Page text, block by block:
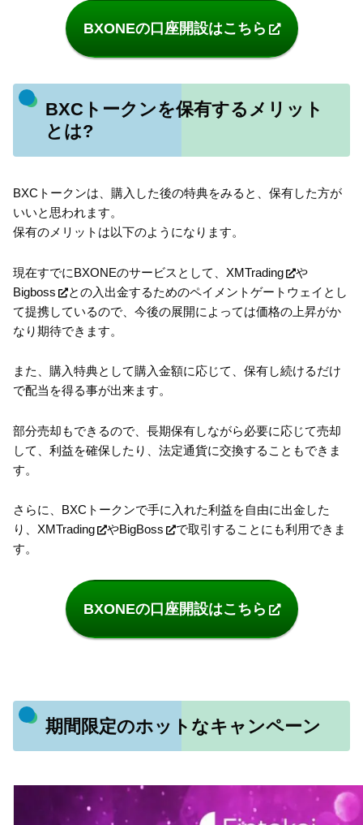
BXONEの口座開設はこちら
BXCトークンを保有するメリット
とは?
BXCトークンは、購入した後の特典をみると、保有した方が
いいと思われます。
保有のメリットは以下のようになります。
現在すでにBXONEのサービスとして、 XMTrading
や
Bigboss
との入出金するためのペイメントゲートウェイとし
て提携しているので、今後の展開によっては価格の上昇がか
なり期待できます。
また、購入特典として購入金額に応じて、保有し続けるだけ
で配当を得る事が出来ます。
部分売却もできるので、長期保有しながら必要に応じて売却
して、利益を確保したり、法定通貨に交換することもできま
す。
さらに、BXCトークンで手に入れた利益を自由に出金した
り、 XMTrading やBigBoss
で取引することにも利用できま
す。
BXONEの口座開設はこちら
期間限定のホットなキャンペーン